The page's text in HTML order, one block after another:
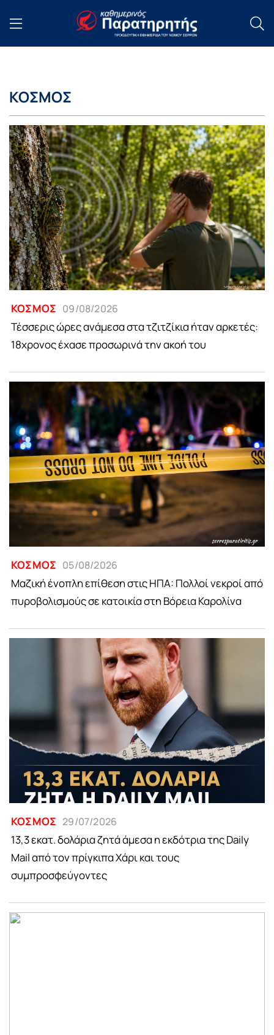
ΚΟΣΜΟΣ
ΚΟΣΜΟΣ 09/08/2026
Τέσσερις ώρες ανάμεσα στα τζιτζίκια ήταν αρκετές:
18χρονος έχασε προσωρινά την ακοή του
ΚΟΣΜΟΣ 05/08/2026
Μαζική ένοπλη επίθεση στις ΗΠΑ: Πολλοί νεκροί από
πυροβολισμούς σε κατοικία στη Βόρεια Καρολίνα
ΚΟΣΜΟΣ 29/07/2026
13,3 εκατ. δολάρια ζητά άμεσα η εκδότρια της Daily
Mail από τον πρίγκιπα Χάρι και τους
συμπροσφεύγοντες